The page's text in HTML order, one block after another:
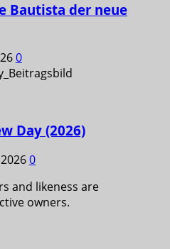
Bautista der neue
0
Day (2026)
0
and likeness are
owners.